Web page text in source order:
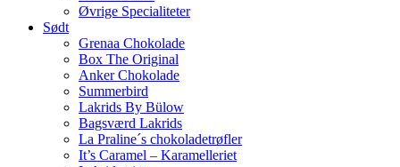
Øvrige Specialiteter
Sødt
Grenaa Chokolade
Box The Original
Anker Chokolade
Summerbird
Lakrids By Bülow
Bagsværd Lakrids
La Praline´s chokoladetrøfler
It’s Caramel – Karamelleriet